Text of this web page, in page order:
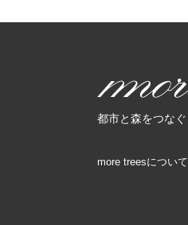
都市と森をつなぐ
more treesについて